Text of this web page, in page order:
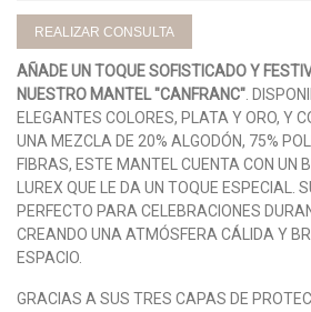
REALIZAR CONSULTA
AÑADE UN TOQUE SOFISTICADO Y
NUESTRO MANTEL "CANFRANC" .
ELEGANTES COLORES, PLATA Y ORO, Y
UNA MEZCLA DE 20% ALGODÓN, 75%
FIBRAS, ESTE MANTEL CUENTA CON UN
LUREX QUE LE DA UN TOQUE ESPECIAL.
PERFECTO PARA CELEBRACIONES
CREANDO UNA ATMÓSFERA CÁLIDA Y
ESPACIO.
GRACIAS A SUS TRES CAPAS DE